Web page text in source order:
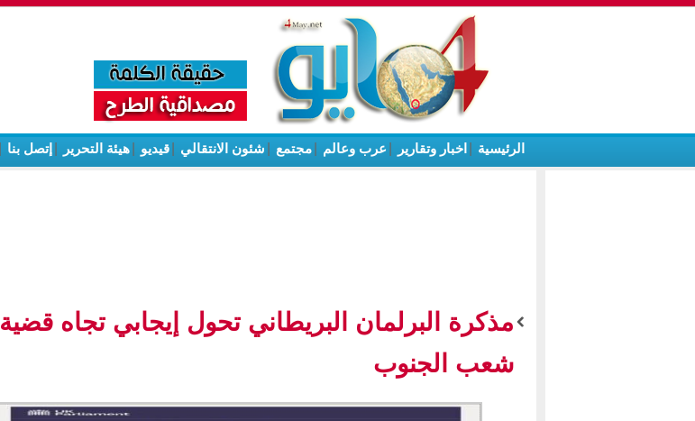
الرئيسية اخبار وتقارير عرب وعالم مجتمع شئون الانتقالي قيديو هيئة التحرير إتصل بنا
مذكرة البرلمان البريطاني تحول إيجابي تجاه قضية
شعب الجنوب